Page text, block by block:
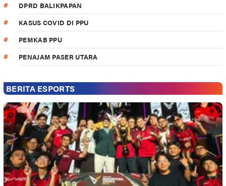
DPRD BALIKPAPAN
KASUS COVID DI PPU
PEMKAB PPU
PENAJAM PASER UTARA
BERITA ESPORTS